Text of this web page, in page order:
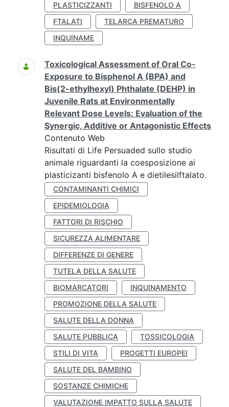
PLASTICIZZANTI
BISFENOLO A
FTALATI
TELARCA PREMATURO
INQUINAME
Toxicological Assessment of Oral Co-
Exposure to Bisphenol A (BPA) and
Bis(2-ethylhexyl) Phthalate (DEHP) in
Juvenile Rats at Environmentally
Relevant Dose Levels: Evaluation of the
Synergic, Additive or Antagonistic Effects
Contenuto Web
Risultati di Life Persuaded sullo studio
animale riguardanti la coesposizione ai
plasticizanti bisfenolo A e dietilesilftalato.
CONTAMINANTI CHIMICI
EPIDEMIOLOGIA
FATTORI DI RISCHIO
SICUREZZA ALIMENTARE
DIFFERENZE DI GENERE
TUTELA DELLA SALUTE
BIOMARCATORI
INQUINAMENTO
PROMOZIONE DELLA SALUTE
SALUTE DELLA DONNA
SALUTE PUBBLICA
TOSSICOLOGIA
STILI DI VITA
PROGETTI EUROPEI
SALUTE DEL BAMBINO
SOSTANZE CHIMICHE
VALUTAZIONE IMPATTO SULLA SALUTE